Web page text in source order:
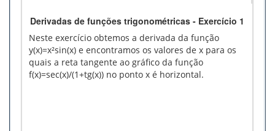
Derivadas de funções trigonométricas - Exercício 1
Neste exercício obtemos a derivada da função
y(x)=x²sin(x) e encontramos os valores de x para os
quais a reta tangente ao gráfico da função
f(x)=sec(x)/(1+tg(x)) no ponto x é horizontal.